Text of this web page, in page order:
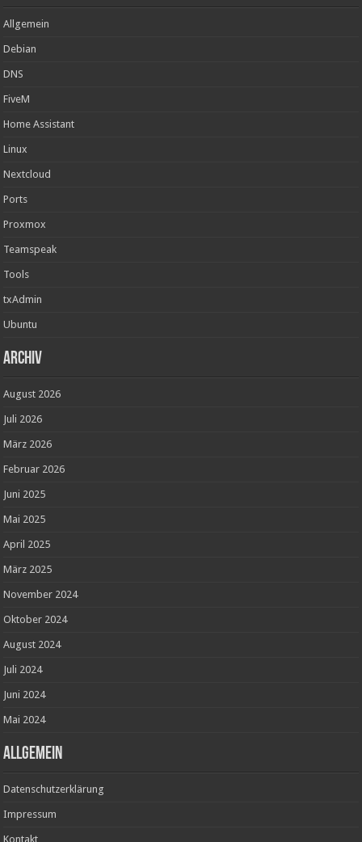
Allgemein
Debian
DNS
FiveM
Home Assistant
Linux
Nextcloud
Ports
Proxmox
Teamspeak
Tools
txAdmin
Ubuntu
Archiv
August 2026
Juli 2026
März 2026
Februar 2026
Juni 2025
Mai 2025
April 2025
März 2025
November 2024
Oktober 2024
August 2024
Juli 2024
Juni 2024
Mai 2024
ALLGEMEIN
Datenschutzerklärung
Impressum
Kontakt